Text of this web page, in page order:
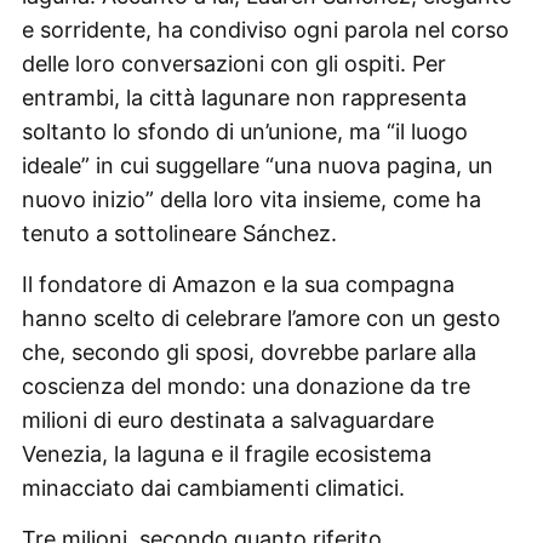
e sorridente, ha condiviso ogni parola nel corso
delle loro conversazioni con gli ospiti. Per
entrambi, la città lagunare non rappresenta
soltanto lo sfondo di un’unione, ma “il luogo
ideale” in cui suggellare “una nuova pagina, un
nuovo inizio” della loro vita insieme, come ha
tenuto a sottolineare Sánchez.
Il fondatore di Amazon e la sua compagna
hanno scelto di celebrare l’amore con un gesto
che, secondo gli sposi, dovrebbe parlare alla
coscienza del mondo: una donazione da tre
milioni di euro destinata a salvaguardare
Venezia, la laguna e il fragile ecosistema
minacciato dai cambiamenti climatici.